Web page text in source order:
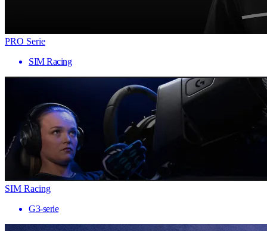
PRO Serie
SIM Racing
SIM Racing
G3-serie